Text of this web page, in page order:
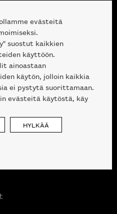
evästeitä
suostut kaikkien
käyttöön.
ainoastaan
käytön, jolloin kaikkia
ei pystytä suorittamaan.
evästeitä käytöstä, käy
HYLKÄÄ